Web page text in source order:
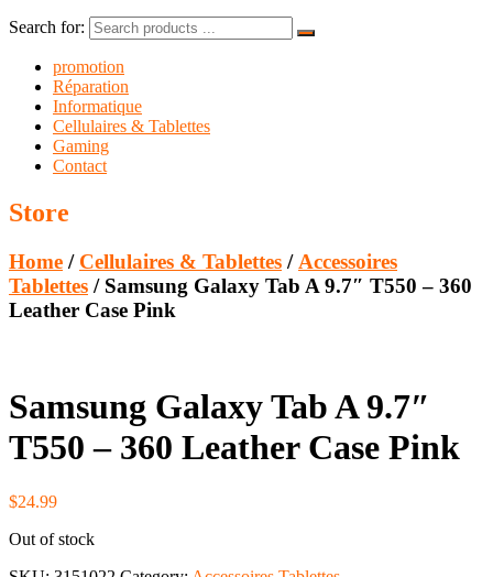
Search for:
promotion
Réparation
Informatique
Cellulaires & Tablettes
Gaming
Contact
Store
Home / Cellulaires & Tablettes / Accessoires
Tablettes / Samsung Galaxy Tab A 9.7″ T550 – 360
Leather Case Pink
Samsung Galaxy Tab A 9.7″
T550 – 360 Leather Case Pink
$24.99
Out of stock